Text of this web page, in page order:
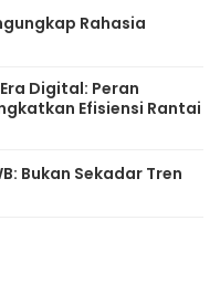
Rahasia
Digital: Peran
Efisiensi Rantai
Bukan Sekadar Tren